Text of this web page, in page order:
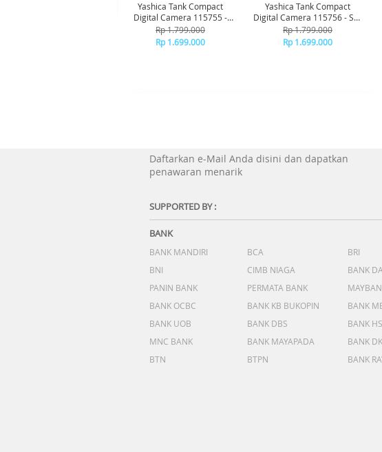
Yashica Tank Compact
Digital Camera 115755 -
Brown
Rp 1.799.000
Rp 1.699.000
Yashica Tank Compact
Digital Camera 115756 - Sky
Blue
Rp 1.799.000
Rp 1.699.000
Daftarkan e-Mail Anda disini dan dapatkan
penawaran menarik
SUPPORTED BY :
BANK
BANK MANDIRI BCA
BRI
BNI
CIMB NIAGA
BANK
PANIN BANK
PERMATA BANK
BANK OCBC
BANK KB BUKOPIN
BANK
BANK UOB
BANK DBS
BANK
MNC BANK
BANK MAYAPADA
BANK
BTN
BTPN BANK